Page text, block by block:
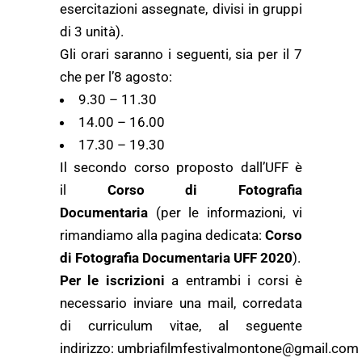
esercitazioni assegnate, divisi in gruppi
di 3 unità).
Gli orari saranno i seguenti, sia per il 7
che per l’8 agosto:
9.30 – 11.30
14.00 – 16.00
17.30 – 19.30
Il secondo corso proposto dall’UFF è
il Corso di Fotografia
Documentaria (per le informazioni, vi
rimandiamo alla pagina dedicata: Corso
di Fotografia Documentaria UFF 2020).
Per le iscrizioni a entrambi i corsi è
necessario inviare una mail, corredata
di curriculum vitae, al seguente
indirizzo: umbriafilmfestivalmontone@gmail.com